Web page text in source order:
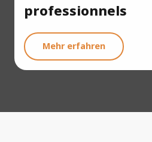
professionnels
Mehr erfahren